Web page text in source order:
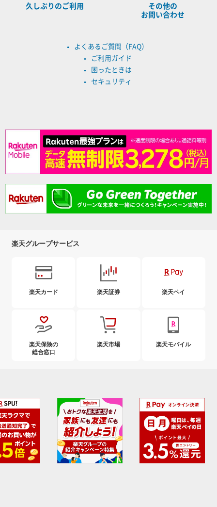
久しぶりのご利用
その他の
お問い合わせ
よくあるご質問（FAQ）
ご利用ガイド
困ったときは
セキュリティ
楽天グループサービス
楽天カード 楽天証券 楽天ペイ
楽天保険の
総合窓口
楽天市場 楽天モバイル